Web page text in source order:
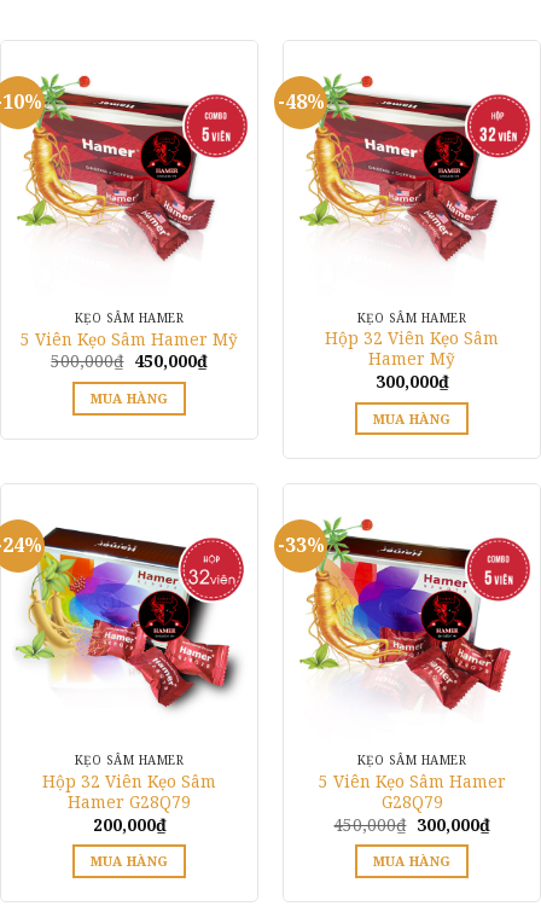
KẸO SÂM HAMER
5 Viên Kẹo Sâm Hamer Mỹ
500,000₫ Giá
là:
500,000₫.
450,000₫Giá
hiện
MUA HÀNG
-48%
KẸO SÂM HAMER
Hộp 32 Viên Kẹo Sâm
Hamer Mỹ
300,000₫
MUA HÀNG
nhiều
biến
thể.
Các
tùy
chọn
có
được
chọn
trên
trang
sản
phẩm
KẸO SÂM HAMER
Hộp 32 Viên Kẹo Sâm
Hamer G28Q79
200,000₫
MUA HÀNG
-33%
KẸO SÂM HAMER
5 Viên Kẹo Sâm Hamer
G28Q79
450,000₫ Giá
gốc
là:
450,000₫.
300,000₫Giá
hiện
MUA HÀNG